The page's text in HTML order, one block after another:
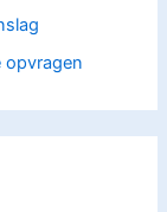
opvragen